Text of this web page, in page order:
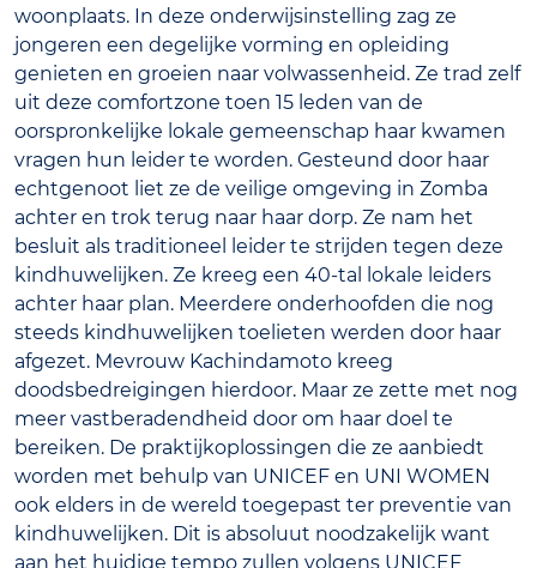
woonplaats. In deze onderwijsinstelling zag ze
jongeren een degelijke vorming en opleiding
genieten en groeien naar volwassenheid. Ze trad zelf
uit deze comfortzone toen 15 leden van de
oorspronkelijke lokale gemeenschap haar kwamen
vragen hun leider te worden. Gesteund door haar
echtgenoot liet ze de veilige omgeving in Zomba
achter en trok terug naar haar dorp. Ze nam het
besluit als traditioneel leider te strijden tegen deze
kindhuwelijken. Ze kreeg een 40-tal lokale leiders
achter haar plan. Meerdere onderhoofden die nog
steeds kindhuwelijken toelieten werden door haar
afgezet. Mevrouw Kachindamoto kreeg
doodsbedreigingen hierdoor. Maar ze zette met nog
meer vastberadendheid door om haar doel te
bereiken. De praktijkoplossingen die ze aanbiedt
worden met behulp van UNICEF en UNI WOMEN
ook elders in de wereld toegepast ter preventie van
kindhuwelijken. Dit is absoluut noodzakelijk want
aan het huidige tempo zullen volgens UNICEF